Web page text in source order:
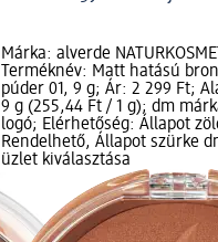
Márka: alverde
Terméknév: Matt hatású
púder 01, 9 g; Ár: 2 299 Ft;
9 g (255,44 Ft / 1 g); dm
logó; Elérhetőség: Állapot
Rendelhető, Állapot szürke
üzlet kiválasztása